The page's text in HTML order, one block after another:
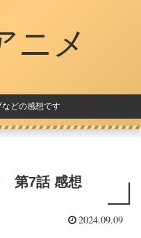
ニメ
どの感想です
第7話 感想
2024.09.09